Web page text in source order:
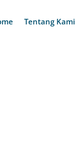
Tentang Kami